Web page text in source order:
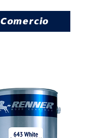
Comercio